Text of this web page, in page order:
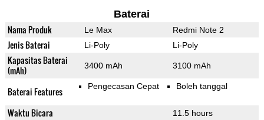
Baterai
Nama Produk Le Max Redmi Note 2
Jenis Baterai Li-Poly Li-Poly
Kapasitas Baterai
(mAh)
3400 mAh 3100 mAh
Baterai Features Pengecasan Cepat Boleh tanggal
Waktu Bicara 11.5 hours